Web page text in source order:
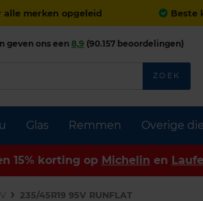
alle merken opgeleid Beste
Glas Remmen Overige
geven ons een8,9 (90.157 beoordelingen)
ZOEK
15% korting op Michelin en
235/45R19 95V RUNFLAT